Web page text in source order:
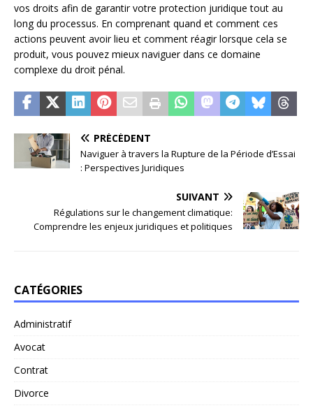
vos droits afin de garantir votre protection juridique tout au
long du processus. En comprenant quand et comment ces
actions peuvent avoir lieu et comment réagir lorsque cela se
produit, vous pouvez mieux naviguer dans ce domaine
complexe du droit pénal.
PRÉCÉDENT
Naviguer à travers la Rupture de la Période d’Essai
: Perspectives Juridiques
SUIVANT
Régulations sur le changement climatique:
Comprendre les enjeux juridiques et politiques
CATÉGORIES
Administratif
Avocat
Contrat
Divorce